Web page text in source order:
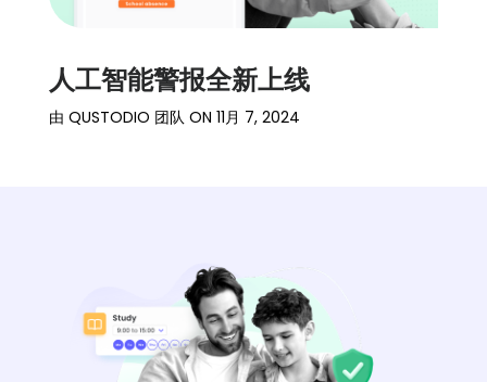
人工智能警报全新上线
由 QUSTODIO 团队ON 11月 7, 2024